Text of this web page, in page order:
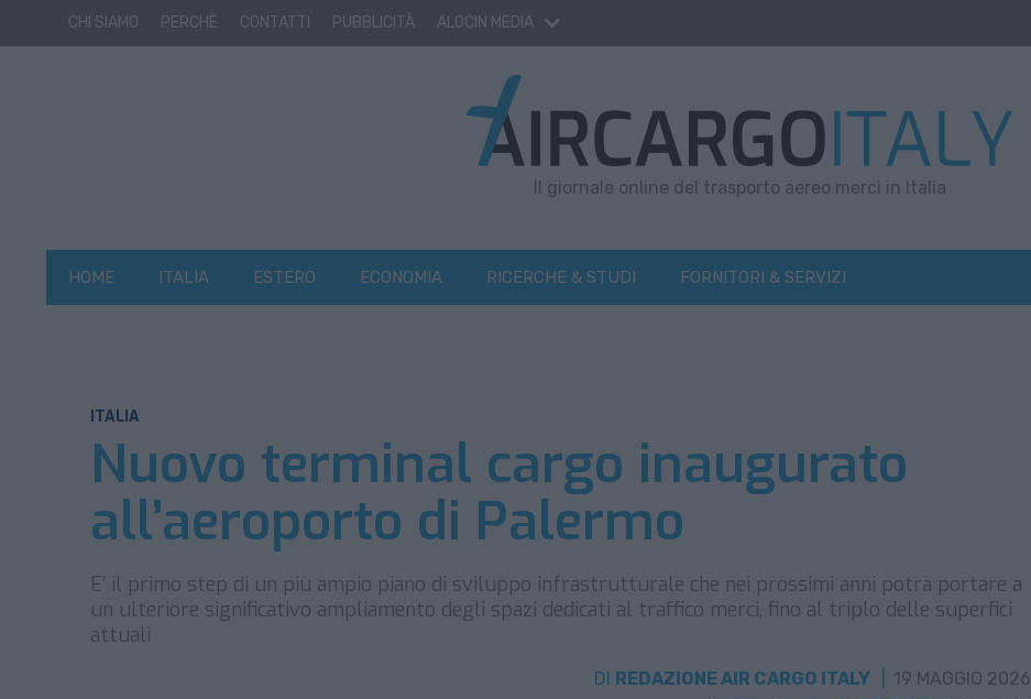
CHI SIAMO PERCHÈ CONTATTI PUBBLICITÀ ALOCIN MEDIA
Il giornale online del trasporto aereo merci in Italia
HOME ITALIA ESTERO ECONOMIA RICERCHE & STUDI FORNITORI & SERVIZI
ITALIA
Nuovo terminal cargo inaugurato
all’aeroporto di Palermo
E’ il primo step di un più ampio piano di sviluppo infrastrutturale che nei prossimi anni potrà portare a
un ulteriore significativo ampliamento degli spazi dedicati al traffico merci, fino al triplo delle superfici
attuali
DI REDAZIONE AIR CARGO ITALY
19 MAGGIO 2026